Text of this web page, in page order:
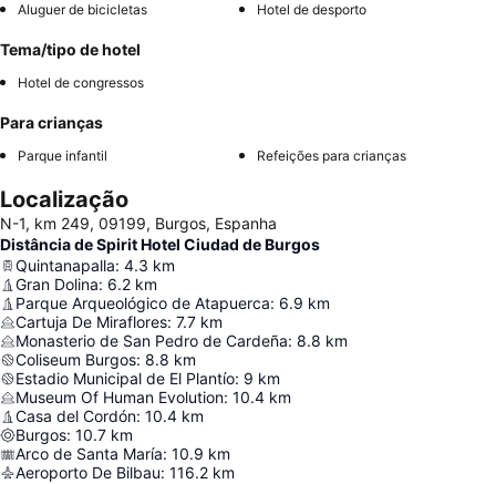
Aluguer de bicicletas Hotel de desporto
Tema/tipo de hotel
Hotel de congressos
Para crianças
Parque infantil Refeições para crianças
Localização
N-1, km 249, 09199, Burgos, Espanha
Distância de Spirit Hotel Ciudad de Burgos
Quintanapalla: 4.3 km
Gran Dolina: 6.2 km
Parque Arqueológico de Atapuerca: 6.9 km
Cartuja De Miraflores: 7.7 km
Monasterio de San Pedro de Cardeña: 8.8 km
Coliseum Burgos: 8.8 km
Estadio Municipal de El Plantío: 9 km
Museum Of Human Evolution: 10.4 km
Casa del Cordón: 10.4 km
Burgos: 10.7 km
Arco de Santa María: 10.9 km
Aeroporto De Bilbau: 116.2 km